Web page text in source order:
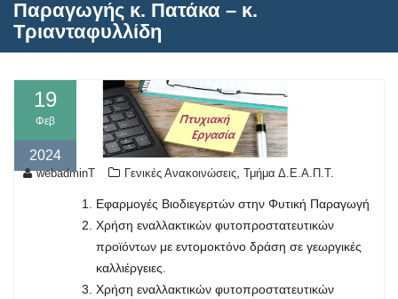
Παραγωγής κ. Πατάκα – κ.
Τριανταφυλλίδη
19
Φεβ
2024
webadminT Γενικές Ανακοινώσεις Τμήμα Δ.Ε.Α.Π.Τ.
Εφαρμογές Βιοδιεγερτών στην Φυτική Παραγωγή
Χρήση εναλλακτικών φυτοπροστατευτικών
προϊόντων με εντομοκτόνο δράση σε γεωργικές
καλλιέργειες.
Χρήση εναλλακτικών φυτοπροστατευτικών